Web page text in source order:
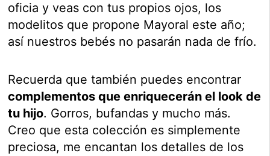
oficia y veas con tus propios ojos, los
modelitos que propone Mayoral este año;
así nuestros bebés no pasarán nada de frío.
Recuerda que también puedes encontrar
complementos que enriquecerán el look de
tu hijo. Gorros, bufandas y mucho más.
Creo que esta colección es simplemente
preciosa, me encantan los detalles de los